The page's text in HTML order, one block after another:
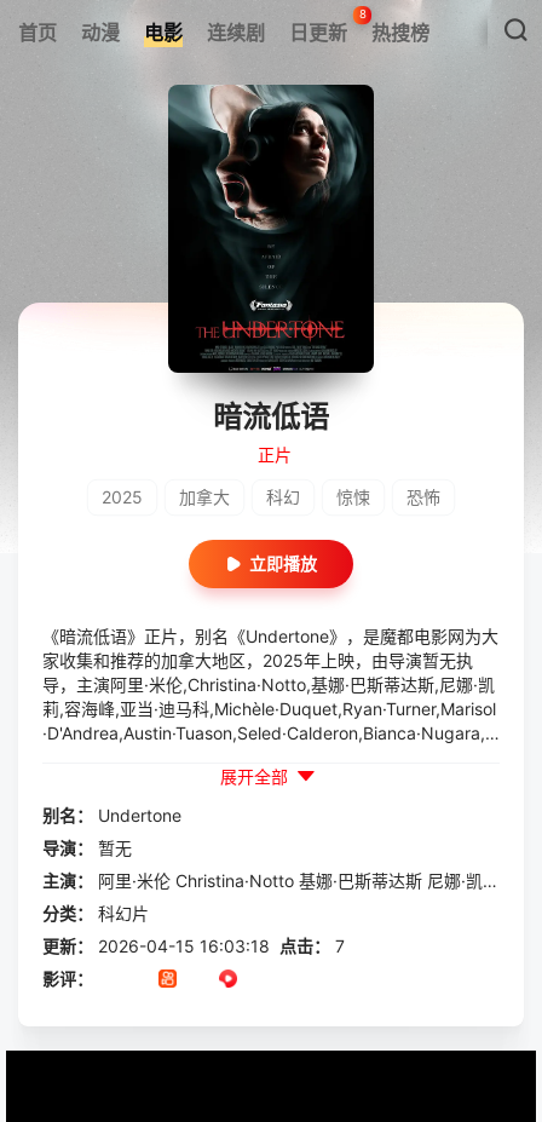
首页 动漫 电影 连续剧 日更新
8
热搜榜
暗流低语
正片
2025 加拿大 科幻 惊悚 恐怖
立即播放
《暗流低语》正片，别名《Undertone》，是魔都电影网为大
家收集和推荐的加拿大地区，2025年上映，由导演暂无执
导，主演阿里·米伦,Christina·Notto,基娜·巴斯蒂达斯,尼娜·凯
莉,容海峰,亚当·迪马科,Michèle·Duquet,Ryan·Turner,Marisol
·D'Andrea,Austin·Tuason,Seled·Calderon,Bianca·Nugara,J
本片讲述的是：伊薇（尼娜·凯莉NinaKiri饰）肩负着照顾临终
母亲的重任，她渴望逃离支离破碎的现实带来的孤独感。如
今，她住在一间堆满感伤纪念品和回忆的房子里，理智和生活
秩序都维系在她制作的超自然播客节目《底...
展开全部
别名：
Undertone
导演：
暂无
主演：
阿里·米伦 Christina·Notto 基娜·巴斯蒂达斯 尼娜·凯莉
分类：
科幻片
更新：
2026-04-15 16:03:18 点击：
7
影评：